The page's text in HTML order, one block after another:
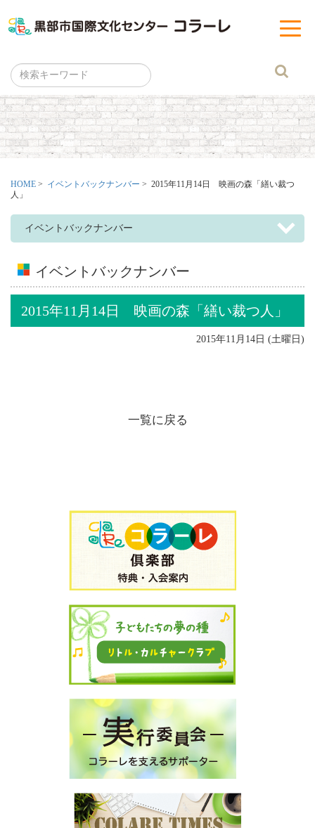
黒部
t
o
v
i
g
a
t
i
o
HOME > イベントバックナンバー > 2015年11月14日 映画の森「繕い裁つ
人」
イベントバックナンバー
イベントバックナンバー
2015年11月14日 映画の森「繕い裁つ人」
2015年11月14日 (土曜日)
一覧に戻る